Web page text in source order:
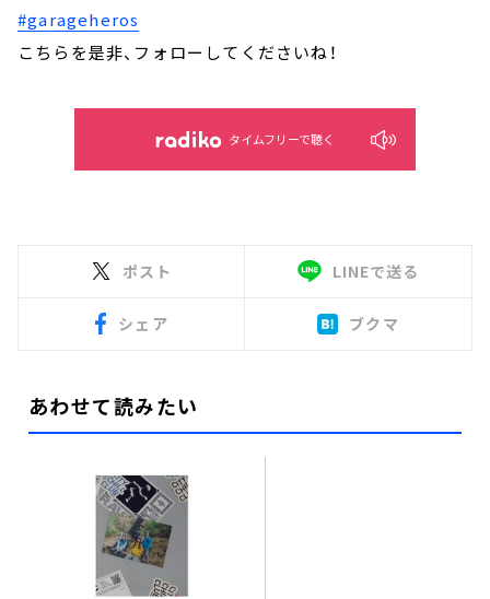
#garageheros
こちらを是非、フォローしてくださいね！
タイムフリーで聴く
ポスト LINEで送る
シェア ブクマ
あわせて読みたい